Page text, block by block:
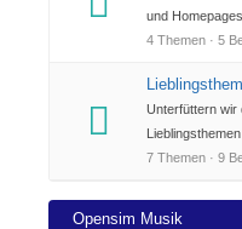
und Homepages
4 Themen · 5
Unterfüttern wir
7 Themen · 9
Opensim Musik